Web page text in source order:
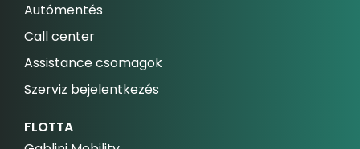
Autómentés
Call center
Assistance csomagok
Szerviz bejelentkezés
FLOTTA